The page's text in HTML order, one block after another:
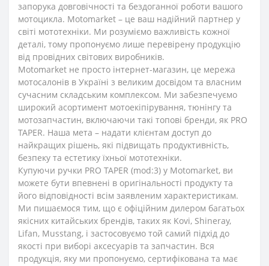
запорука довговічності та бездоганної роботи вашого
мотоцикла. Motomarket – це ваш надійний партнер у
світі мототехніки. Ми розуміємо важливість кожної
деталі, тому пропонуємо лише перевірену продукцію
від провідних світових виробників.
Motomarket не просто інтернет-магазин, це мережа
мотосалонів в Україні з великим досвідом та власним
сучасним складським комплексом. Ми забезпечуємо
широкий асортимент мотоекіпірування, тюнінгу та
мотозапчастин, включаючи такі топові бренди, як PRO
TAPER. Наша мета – надати клієнтам доступ до
найкращих рішень, які підвищать продуктивність,
безпеку та естетику їхньої мототехніки.
Купуючи ручки PRO TAPER (mod:3) у Motomarket, ви
можете бути впевнені в оригінальності продукту та
його відповідності всім заявленим характеристикам.
Ми пишаємося тим, що є офіційним дилером багатьох
якісних китайських брендів, таких як Kovi, Shineray,
Lifan, Musstang, і застосовуємо той самий підхід до
якості при виборі аксесуарів та запчастин. Вся
продукція, яку ми пропонуємо, сертифікована та має